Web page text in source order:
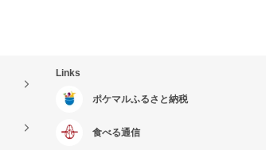
Links
ポケマルふるさと納税
食べる通信